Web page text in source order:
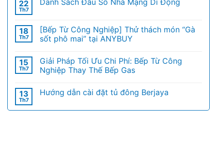
22
Th7
Danh Sách Đầu Số Nhà Mạng Di Động
18
Th7
[Bếp Từ Công Nghiệp] Thử thách món “Gà
sốt phô mai” tại ANYBUY
15
Th7
Giải Pháp Tối Ưu Chi Phí: Bếp Từ Công
Nghiệp Thay Thế Bếp Gas
13
Th7
Hướng dẫn cài đặt tủ đông Berjaya